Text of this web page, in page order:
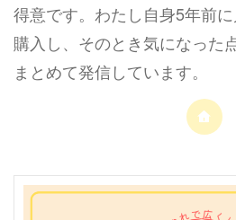
得意です。わたし自身5年前
購入し、そのとき気になった
まとめて発信しています。